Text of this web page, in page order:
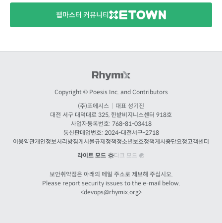
웹마스터 커뮤니티
Copyright © Poesis Inc. and Contributors
(주)포에시스
대표 성기진
대전 서구 대덕대로 325, 한밭비지니스센터 918호
사업자등록번호: 768-81-03418
통신판매업번호: 2024-대전서구-2718
이용약관개인정보처리방침게시물규제정책청소년보호정책게시중단요청고객센터
라이트 모드
다크 모드
보안취약점은 아래의 메일 주소로 제보해 주십시오.
Please report security issues to the e-mail below.
<devops@rhymix.org>